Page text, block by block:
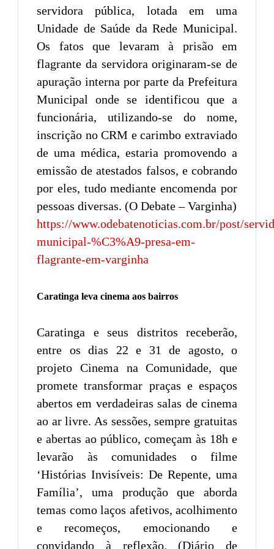
servidora pública, lotada em uma
Unidade de Saúde da Rede Municipal.
Os fatos que levaram à prisão em
flagrante da servidora originaram-se de
apuração interna por parte da Prefeitura
Municipal onde se identificou que a
funcionária, utilizando-se do nome,
inscrição no CRM e carimbo extraviado
de uma médica, estaria promovendo a
emissão de atestados falsos, e cobrando
por eles, tudo mediante encomenda por
pessoas diversas. (O Debate – Varginha)
https://www.odebatenoticias.com.br/post/
municipal-%C3%A9-presa-em-
flagrante-em-varginha
Caratinga leva cinema aos bairros
Caratinga e seus distritos receberão,
entre os dias 22 e 31 de agosto, o
projeto Cinema na Comunidade, que
promete transformar praças e espaços
abertos em verdadeiras salas de cinema
ao ar livre. As sessões, sempre gratuitas
e abertas ao público, começam às 18h e
levarão às comunidades o filme
‘Histórias Invisíveis: De Repente, uma
Família’, uma produção que aborda
temas como laços afetivos, acolhimento
e recomeços, emocionando e
convidando à reflexão. (Diário de